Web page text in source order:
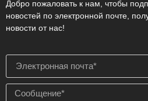
Добро пожаловать к нам, чтобы
новостей по электронной почте,
новости от нас!